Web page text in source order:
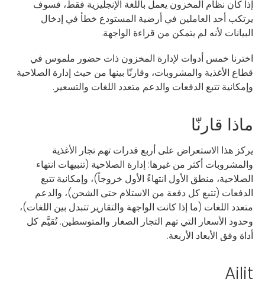
إذا كان نظام المخزون يعمل باللغة الإنجليزية فقط، فسوف
يرتكب أحد العاملين في أرضية المستودع خطأ في إدخال
البيانات لأنه لم يتمكن من قراءة الواجهة.
اخترنا خمس أدوات لإدارة المخزون ذات حضور ملموس في
قطاع الأغذية والمشروبات، وقارنّا بينها من حيث إدارة الصلاحية
وإمكانية تتبع الدفعات والدعم متعدد اللغات والتسعير.
ماذا قارنّا
يركز هذا الاستعراض على أربع قدرات تهم تجار الأغذية
والمشروبات أكثر من غيرها: إدارة الصلاحية (تنبيهات انتهاء
الصلاحية، منطق الأول انتهاءً الأول خروجاً)، وإمكانية تتبع
الدفعات (تتبع كل دفعة من الاستلام حتى الشحن)، والدعم
متعدد اللغات (ما إذا كانت الواجهة والتقارير تتبدل بين اللغات)،
وحدود الأسعار التي تهم التجار الصغار والمتوسطين. تُقيَّم كل
أداة وفق الأبعاد الأربعة.
Ailit